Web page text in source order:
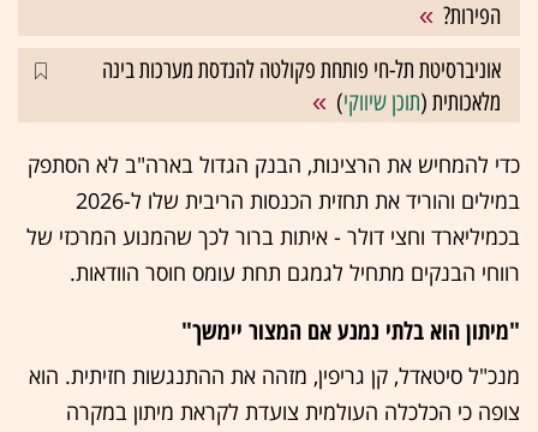
הפירות?
אוניברסיטת תל-חי פותחת פקולטה להנדסת מערכות בינה
מלאכותית (תוכן שיווקי)
כדי להמחיש את הרצינות, הבנק הגדול בארה"ב לא הסתפק
במילים והוריד את תחזית הכנסות הריבית שלו ל-2026
בכמיליארד וחצי דולר - איתות ברור לכך שהמנוע המרכזי של
רווחי הבנקים מתחיל לגמגם תחת עומס חוסר הוודאות.
"מיתון הוא בלתי נמנע אם המצור יימשך"
מנכ"ל סיטאדל, קן גריפין, מזהה את ההתנגשות חזיתית. הוא
צופה כי הכלכלה העולמית צועדת לקראת מיתון במקרה